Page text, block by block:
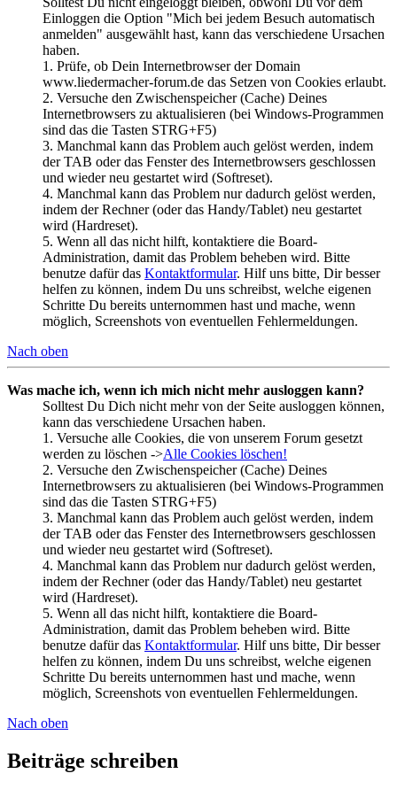
Einloggen die Option "Mich bei jedem Besuch automatisch
anmelden" ausgewählt hast, kann das verschiedene Ursachen
haben.
1. Prüfe, ob Dein Internetbrowser der Domain
www.liedermacher-forum.de das Setzen von Cookies erlaubt.
2. Versuche den Zwischenspeicher (Cache) Deines
Internetbrowsers zu aktualisieren (bei Windows-Programmen
sind das die Tasten STRG+F5)
3. Manchmal kann das Problem auch gelöst werden, indem
der TAB oder das Fenster des Internetbrowsers geschlossen
und wieder neu gestartet wird (Softreset).
4. Manchmal kann das Problem nur dadurch gelöst werden,
indem der Rechner (oder das Handy/Tablet) neu gestartet
wird (Hardreset).
5. Wenn all das nicht hilft, kontaktiere die Board-
Administration, damit das Problem beheben wird. Bitte
benutze dafür das Kontaktformular. Hilf uns bitte, Dir besser
helfen zu können, indem Du uns schreibst, welche eigenen
Schritte Du bereits unternommen hast und mache, wenn
möglich, Screenshots von eventuellen Fehlermeldungen.
Nach oben
Was mache ich, wenn ich mich nicht mehr ausloggen kann?
Solltest Du Dich nicht mehr von der Seite ausloggen können,
kann das verschiedene Ursachen haben.
1. Versuche alle Cookies, die von unserem Forum gesetzt
werden zu löschen ->Alle Cookies löschen!
2. Versuche den Zwischenspeicher (Cache) Deines
Internetbrowsers zu aktualisieren (bei Windows-Programmen
sind das die Tasten STRG+F5)
3. Manchmal kann das Problem auch gelöst werden, indem
der TAB oder das Fenster des Internetbrowsers geschlossen
und wieder neu gestartet wird (Softreset).
4. Manchmal kann das Problem nur dadurch gelöst werden,
indem der Rechner (oder das Handy/Tablet) neu gestartet
wird (Hardreset).
5. Wenn all das nicht hilft, kontaktiere die Board-
Administration, damit das Problem beheben wird. Bitte
benutze dafür das Kontaktformular. Hilf uns bitte, Dir besser
helfen zu können, indem Du uns schreibst, welche eigenen
Schritte Du bereits unternommen hast und mache, wenn
möglich, Screenshots von eventuellen Fehlermeldungen.
Nach oben
Beiträge schreiben